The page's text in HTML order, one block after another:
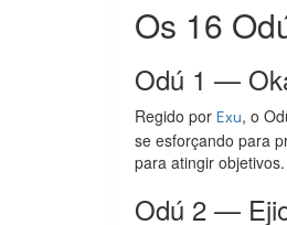
Os 16
Odú 1 —
Regido por Exu, o
se esforçando para
para atingir
Odú 2 —